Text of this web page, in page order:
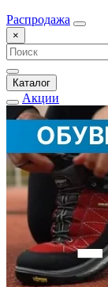
Распродажа
×
Каталог
Акции